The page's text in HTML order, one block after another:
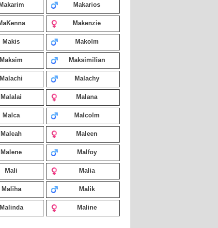
Makarim Makarios
Makenzie
Makis Makolm
Maksim Maksimilian
Malachi Malachy
Malalai Malana
Malca Malcolm
Maleah Maleen
Malene Malfoy
Mali Malia
Maliha Malik
Malinda Maline